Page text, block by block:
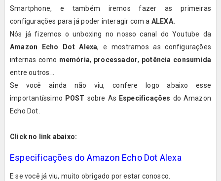
Smartphone, e também iremos fazer as primeiras
configurações para já poder interagir com a ALEXA.
Nós já fizemos o unboxing no nosso canal do Youtube da
Amazon Echo Dot Alexa, e mostramos as configurações
internas como memória, processador, potência consumida
entre outros...
Se você ainda não viu, confere logo abaixo esse
importantíssimo POST sobre As Especificações do Amazon
Echo Dot.
Click no link abaixo:
Especificações do Amazon Echo Dot Alexa
E se você já viu, muito obrigado por estar conosco.